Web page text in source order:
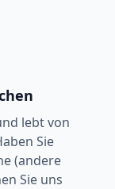
lebt von
Sie
(andere
Sie uns